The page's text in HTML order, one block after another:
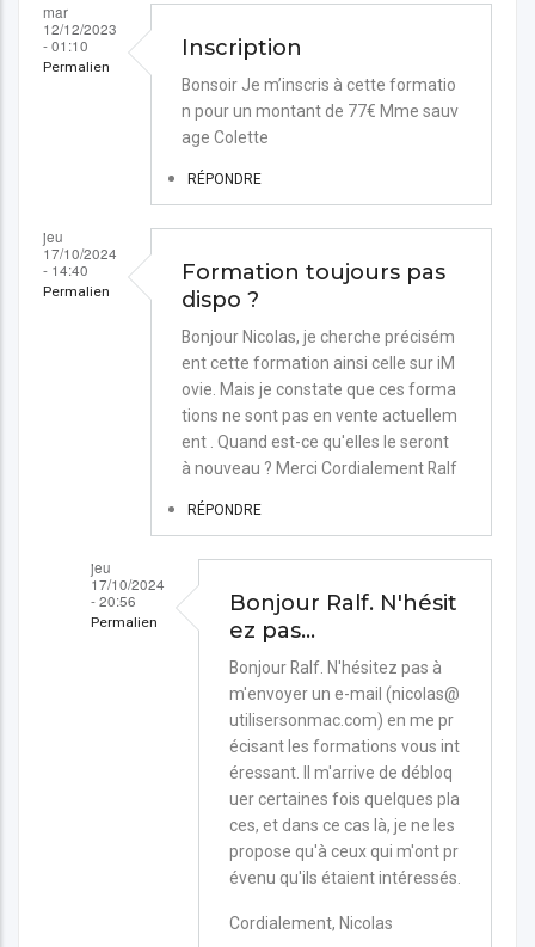
mar
12/12/2023
- 01:10
Permalien
Inscription
Bonsoir Je m’inscris à cette formatio
n pour un montant de 77€ Mme sauv
age Colette
RÉPONDRE
jeu
17/10/2024
- 14:40
Permalien
Formation toujours pas
dispo ?
Bonjour Nicolas, je cherche précisém
ent cette formation ainsi celle sur iM
ovie. Mais je constate que ces forma
tions ne sont pas en vente actuellem
ent . Quand est-ce qu'elles le seront
à nouveau ? Merci Cordialement Ralf
RÉPONDRE
jeu
17/10/2024
- 20:56
Permalien
Bonjour Ralf. N'hésit
ez pas…
Bonjour Ralf. N'hésitez pas à
m'envoyer un e-mail (nicolas@
utilisersonmac.com) en me pr
écisant les formations vous int
éressant. Il m'arrive de débloq
uer certaines fois quelques pla
ces, et dans ce cas là, je ne les
propose qu'à ceux qui m'ont pr
évenu qu'ils étaient intéressés.
Cordialement, Nicolas